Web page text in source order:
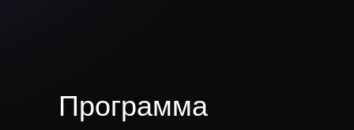
Программа